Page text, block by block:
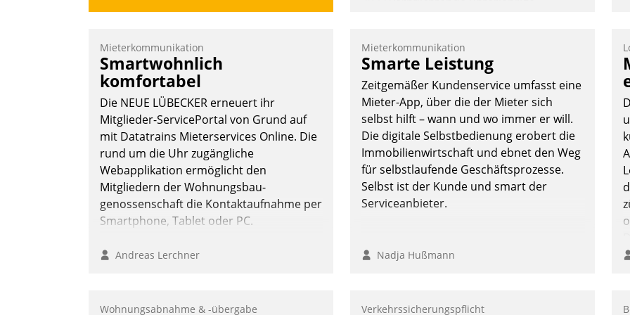
Die monatlichen Mitteilungen zum
Heizungs- und Wasserverbrauch gehen
automatisiert, vollständig und auf
Wunsch über mehrere zuvor festgelegte
Kommunikationswege bei den
Empfängern ein.
Nadja Hußmann
Mieterkommunikation
Smartwohnlich
komfortabel
Die NEUE LÜBECKER erneuert ihr
Mitglieder-ServicePortal von Grund auf
mit Datatrains Mieterservices Online. Die
rund um die Uhr zugängliche
Webapplikation ermöglicht den
Mitgliedern der Wohnungs­bau­
genossenschaft die Kontaktaufnahme per
Smartphone, Tablet oder PC.
Andreas Lerchner
Mieterkommunikation
Smarte Leistung
Zeitgemäßer Kundenservice umfasst eine
Mieter-App, über die der Mieter sich
selbst hilft – wann und wo immer er will.
Die digitale Selbstbedienung erobert die
Immobilienwirtschaft und ebnet den Weg
für selbstlaufende Geschäftsprozesse.
Selbst ist der Kunde und smart der
Serviceanbieter.
Nadja Hußmann
Wohnungsabnahme & -übergabe Verkehrssicherungspflicht